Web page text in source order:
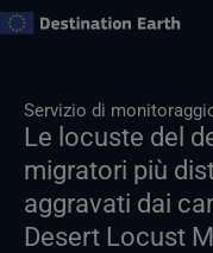
Vai
Servizio di
Le locuste del
migratori più
aggravati dai
Desert Locust